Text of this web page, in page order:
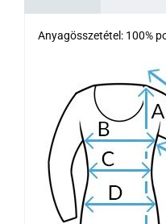
Anyagösszetétel: 100%